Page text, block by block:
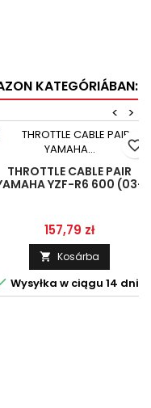
KATEGÓRIÁBAN:
>
<
THROTTLE CABLE PAIR
YZF-R6 600 (03-
Ár
157,79 zł
 Kosárba
Wysyłka w ciągu 14 dni
favorite_border